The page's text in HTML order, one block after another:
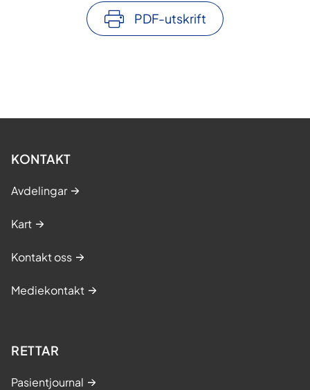
PDF-utskrift
KONTAKT
Avdelingar
Kart
Kontakt oss
Mediekontakt
RETTAR
Pasientjournal